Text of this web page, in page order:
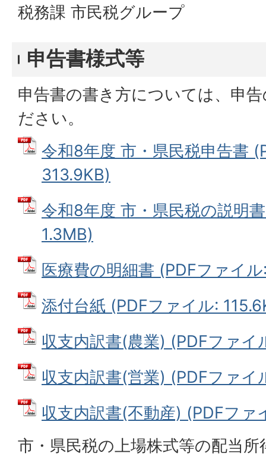
税務課 市民税グループ
申告書様式等
申告書の書き方については、申
ださい。
令和8年度 市・県民税申告書
313.9KB)
令和8年度 市・県民税の説明
1.3MB)
医療費の明細書 (PDFファイ
添付台紙 (PDFファイル:
収支内訳書(農業) (PDFファイ
収支内訳書(営業) (PDFファイ
収支内訳書(不動産) (PDFファ
市・県民税の上場株式等の配当